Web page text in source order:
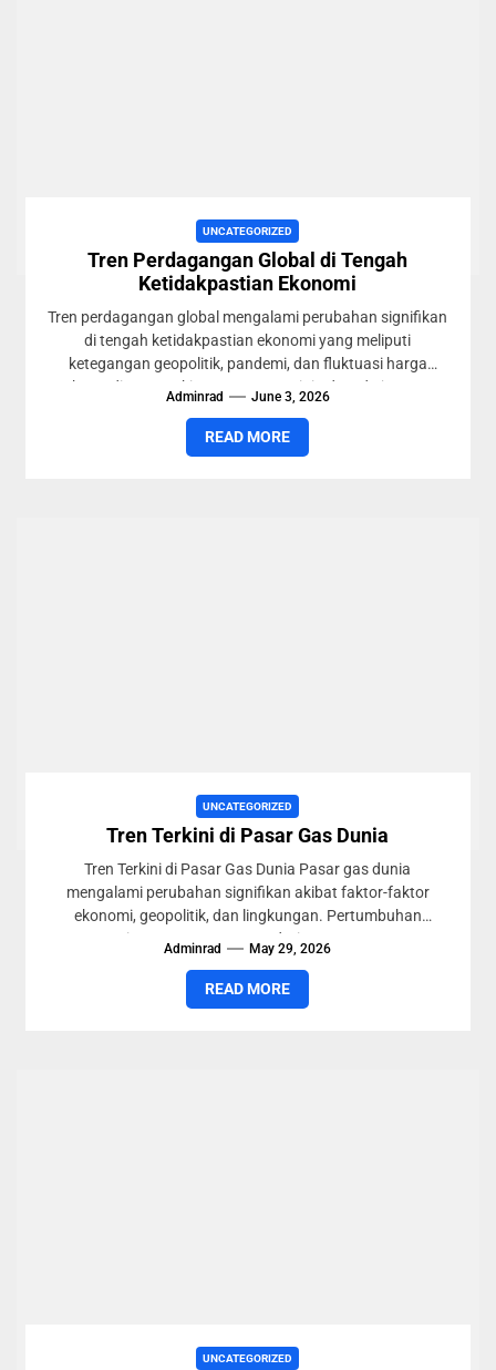
UNCATEGORIZED
Tren Perdagangan Global di Tengah
Ketidakpastian Ekonomi
Tren perdagangan global mengalami perubahan signifikan
di tengah ketidakpastian ekonomi yang meliputi
ketegangan geopolitik, pandemi, dan fluktuasi harga
komoditas. Meskipun tantangan ini ada, ada juga...
Adminrad June 3, 2026
READ MORE
UNCATEGORIZED
Tren Terkini di Pasar Gas Dunia
Tren Terkini di Pasar Gas Dunia Pasar gas dunia
mengalami perubahan signifikan akibat faktor-faktor
ekonomi, geopolitik, dan lingkungan. Pertumbuhan
permintaan gas, terutama dari negara-negara
Adminrad May 29, 2026
READ MORE
UNCATEGORIZED